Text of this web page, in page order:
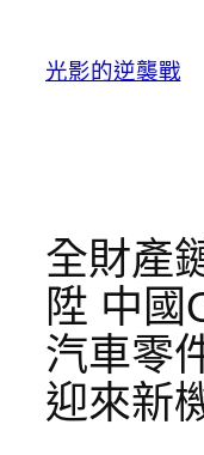
光影的逆襲戰
全財產
陞 中國
汽車零
迎來新